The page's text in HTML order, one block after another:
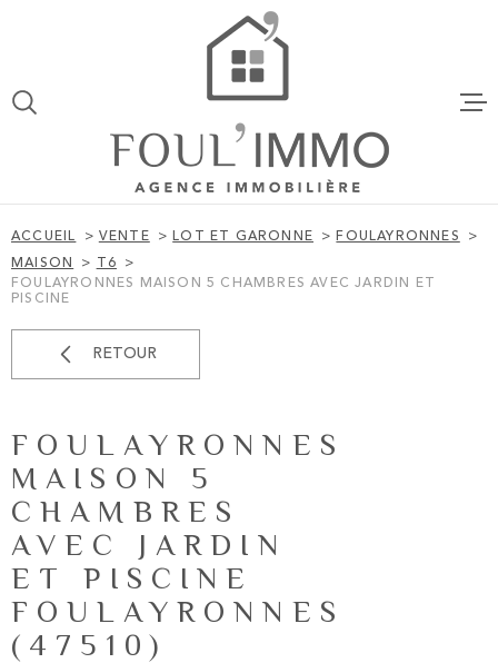
recherche
principal
ACCUEIL
ACCUEIL VENTE LOT ET GARONNE
FOULAYRONNES
MAISON
T6
FOULAYRONNES MAISON 5 CHAMBRES AVEC JARDIN ET
PISCINE
RETOUR
FOULAYRONNES
MAISON 5
CHAMBRES
AVEC JARDIN
ET PISCINE
FOULAYRONNES
(47510)
VOTRE
TYPE
D'OFFRE
DE
TYPE DE BIEN
BUDGET